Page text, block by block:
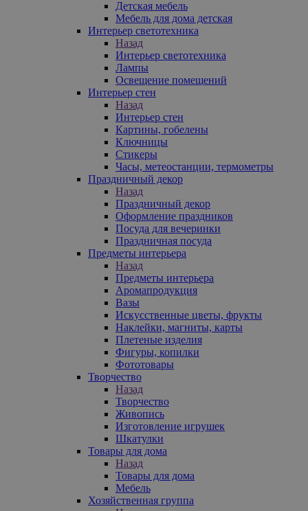
Детская мебель
Мебель для дома детская
Интерьер светотехника
Назад
Интерьер светотехника
Лампы
Освещение помещений
Интерьер стен
Назад
Интерьер стен
Картины, гобелены
Ключницы
Стикеры
Часы, метеостанции, термометры
Праздничный декор
Назад
Праздничный декор
Оформление праздников
Посуда для вечеринки
Праздничная посуда
Предметы интерьера
Назад
Предметы интерьера
Аромапродукция
Вазы
Искусственные цветы, фрукты
Наклейки, магниты, карты
Плетеные изделия
Фигуры, копилки
Фототовары
Творчество
Назад
Творчество
Живопись
Изготовление игрушек
Шкатулки
Товары для дома
Назад
Товары для дома
Мебель
Хозяйственная группа